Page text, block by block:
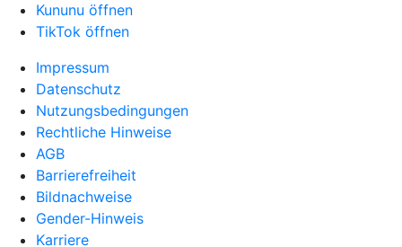
Kununu öffnen
TikTok öffnen
Impressum
Datenschutz
Nutzungsbedingungen
Rechtliche Hinweise
AGB
Barrierefreiheit
Bildnachweise
Gender-Hinweis
Karriere